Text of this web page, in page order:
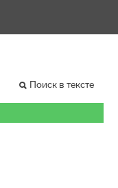
Поиск в тексте